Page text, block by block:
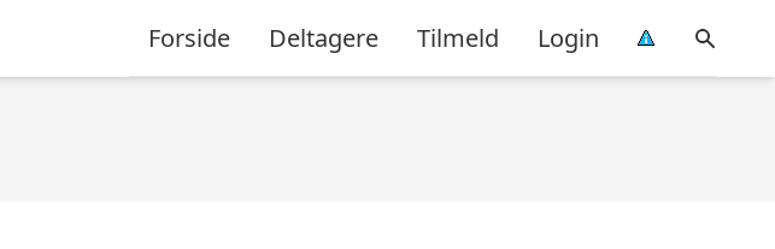
Forside Deltagere Tilmeld Login